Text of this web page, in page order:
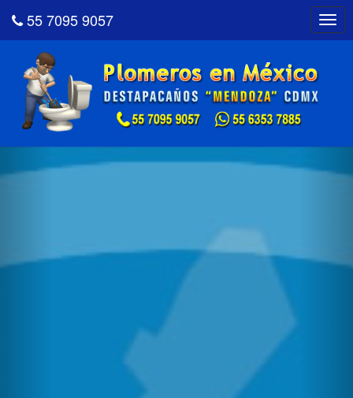
55 7095 9057